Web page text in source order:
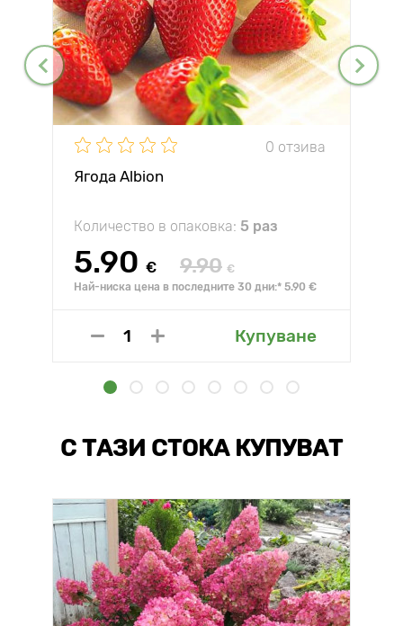
0 отзива
Ягода Albion
Количество в опаковка: 5 раз
5.90 € 9.90 €
Най-ниска цена в последните 30 дни:* 5.90 €
Купуване
С ТАЗИ СТОКА КУПУВАТ